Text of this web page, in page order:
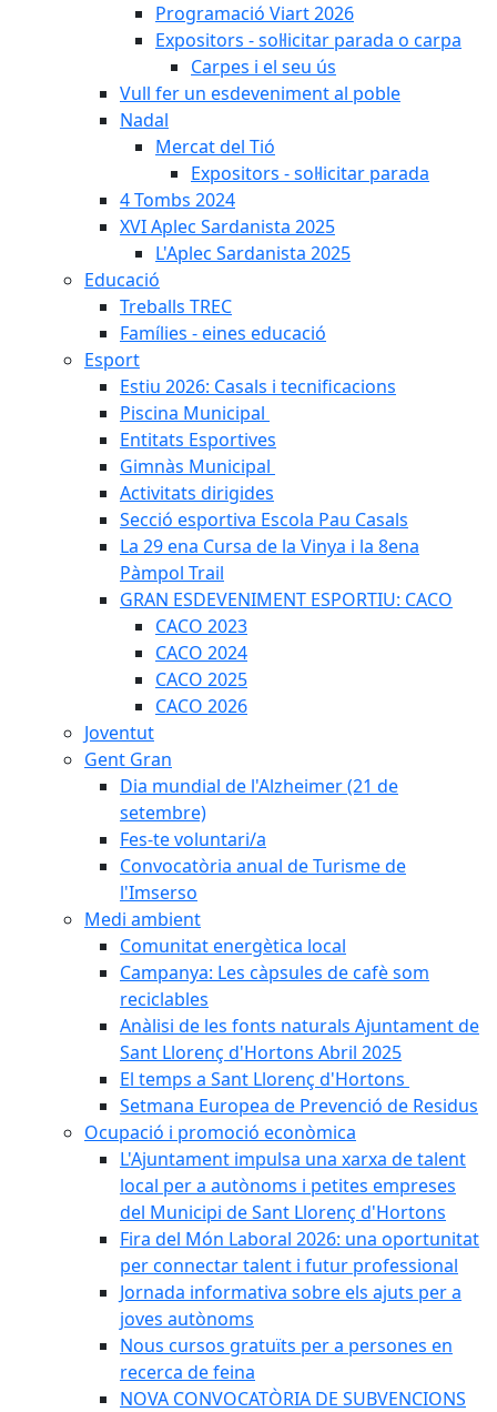
Programació Viart 2026
Expositors - sol·licitar parada o carpa
Carpes i el seu ús
Vull fer un esdeveniment al poble
Nadal
Mercat del Tió
Expositors - sol·licitar parada
4 Tombs 2024
XVI Aplec Sardanista 2025
L'Aplec Sardanista 2025
Educació
Treballs TREC
Famílies - eines educació
Esport
Estiu 2026: Casals i tecnificacions
Piscina Municipal
Entitats Esportives
Gimnàs Municipal
Activitats dirigides
Secció esportiva Escola Pau Casals
La 29 ena Cursa de la Vinya i la 8ena
Pàmpol Trail
GRAN ESDEVENIMENT ESPORTIU: CACO
CACO 2023
CACO 2024
CACO 2025
CACO 2026
Joventut
Gent Gran
Dia mundial de l'Alzheimer (21 de
setembre)
Fes-te voluntari/a
Convocatòria anual de Turisme de
l'Imserso
Medi ambient
Comunitat energètica local
Campanya: Les càpsules de cafè som
reciclables
Anàlisi de les fonts naturals Ajuntament de
Sant Llorenç d'Hortons Abril 2025
El temps a Sant Llorenç d'Hortons
Setmana Europea de Prevenció de Residus
Ocupació i promoció econòmica
L'Ajuntament impulsa una xarxa de talent
local per a autònoms i petites empreses
del Municipi de Sant Llorenç d'Hortons
Fira del Món Laboral 2026: una oportunitat
per connectar talent i futur professional
Jornada informativa sobre els ajuts per a
joves autònoms
Nous cursos gratuïts per a persones en
recerca de feina
NOVA CONVOCATÒRIA DE SUBVENCIONS